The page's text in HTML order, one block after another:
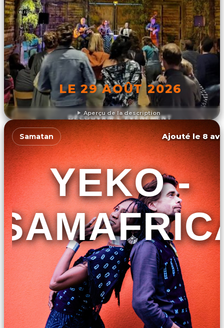
Aperçu de la description
LE 29 AOÛT 2026
DÉCOUVRIR L'ÉVÉNEMENT
Samatan Ajouté le 8
YEKO -